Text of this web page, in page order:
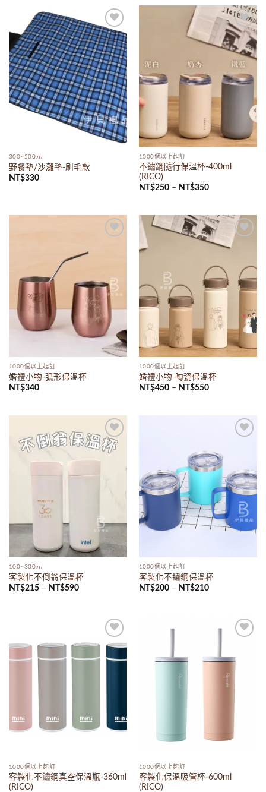
Add to
wishlist
300~500元
野餐墊/沙灘墊-刷毛款
NT$330
Add to
wishlist
1000個以上起訂
不鏽鋼隨行保溫杯-400ml
(RICO)
NT$250– NT$350
1000個以上起訂
婚禮小物-弧形保溫杯
NT$340
Add to
1000個以上起訂
婚禮小物-陶瓷保溫杯
NT$450– NT$550
Add to
wishlist
100~300元
客製化不倒翁保溫杯
NT$215– NT$590
1000個以上起訂
客製化不鏽鋼保溫杯
NT$200– NT$210
Add to
1000個以上起訂
客製化不鏽鋼真空保溫瓶-360ml
(RICO)
1000個以上起訂
客製化保溫吸管杯-600ml
(RICO)